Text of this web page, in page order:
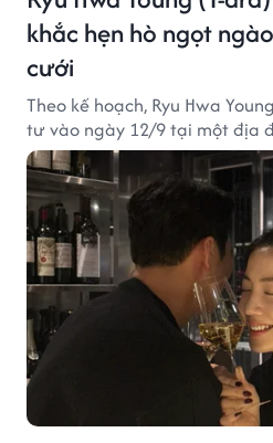
khắc hẹn hò ngọt
cưới
Theo kế hoạch, Ryu Hwa
tư vào ngày 12/9 tại một địa